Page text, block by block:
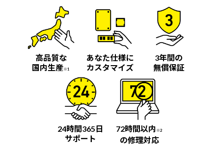
高品質な
国内生産※1
あなた仕様に
カスタマイズ
3年間の
無償保証
24時間365日
サポート
72時間以内 ※2
の修理対応